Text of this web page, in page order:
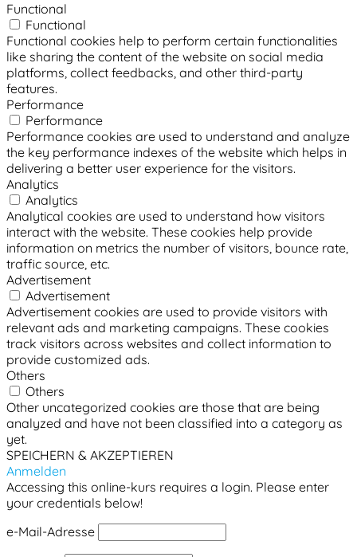
Functional
Functional
Functional cookies help to perform certain functionalities
like sharing the content of the website on social media
platforms, collect feedbacks, and other third-party
features.
Performance
Performance
Performance cookies are used to understand and analyze
the key performance indexes of the website which helps in
delivering a better user experience for the visitors.
Analytics
Analytics
Analytical cookies are used to understand how visitors
interact with the website. These cookies help provide
information on metrics the number of visitors, bounce rate,
traffic source, etc.
Advertisement
Advertisement
Advertisement cookies are used to provide visitors with
relevant ads and marketing campaigns. These cookies
track visitors across websites and collect information to
provide customized ads.
Others
Others
Other uncategorized cookies are those that are being
analyzed and have not been classified into a category as
yet.
SPEICHERN & AKZEPTIEREN
Anmelden
Accessing this online-kurs requires a login. Please enter
your credentials below!
e-Mail-Adresse